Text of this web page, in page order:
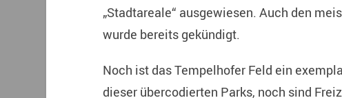
„Stadtareale“ ausgewiesen. Auch den
wurde bereits gekündigt.
Noch ist das Tempelhofer Feld ein
dieser übercodierten Parks, noch sind